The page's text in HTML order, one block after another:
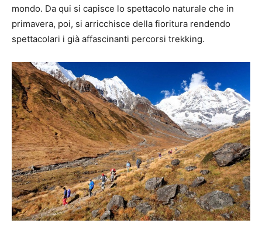
mondo. Da qui si capisce lo spettacolo naturale che in
primavera, poi, si arricchisce della fioritura rendendo
spettacolari i già affascinanti percorsi trekking.